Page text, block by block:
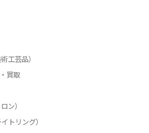
工芸品）
買取
ン）
トリング）